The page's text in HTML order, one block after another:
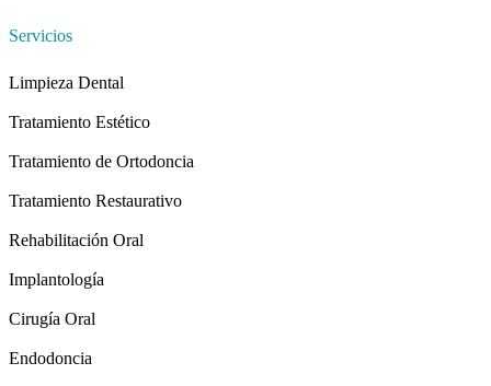
Servicios
Limpieza Dental
Tratamiento Estético
Tratamiento de Ortodoncia
Tratamiento Restaurativo
Rehabilitación Oral
Implantología
Cirugía Oral
Endodoncia